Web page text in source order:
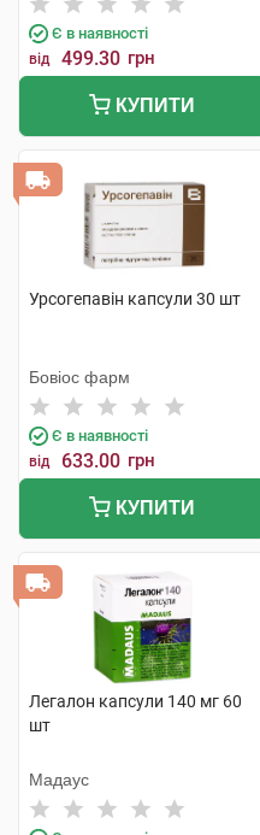
Є в наявності
від 499.30 грн
КУПИТИ
Урсогепавін капсули 30 шт
Бовіос фарм
Є в наявності
від 633.00 грн
КУПИТИ
Легалон капсули 140 мг 60
шт
Мадаус